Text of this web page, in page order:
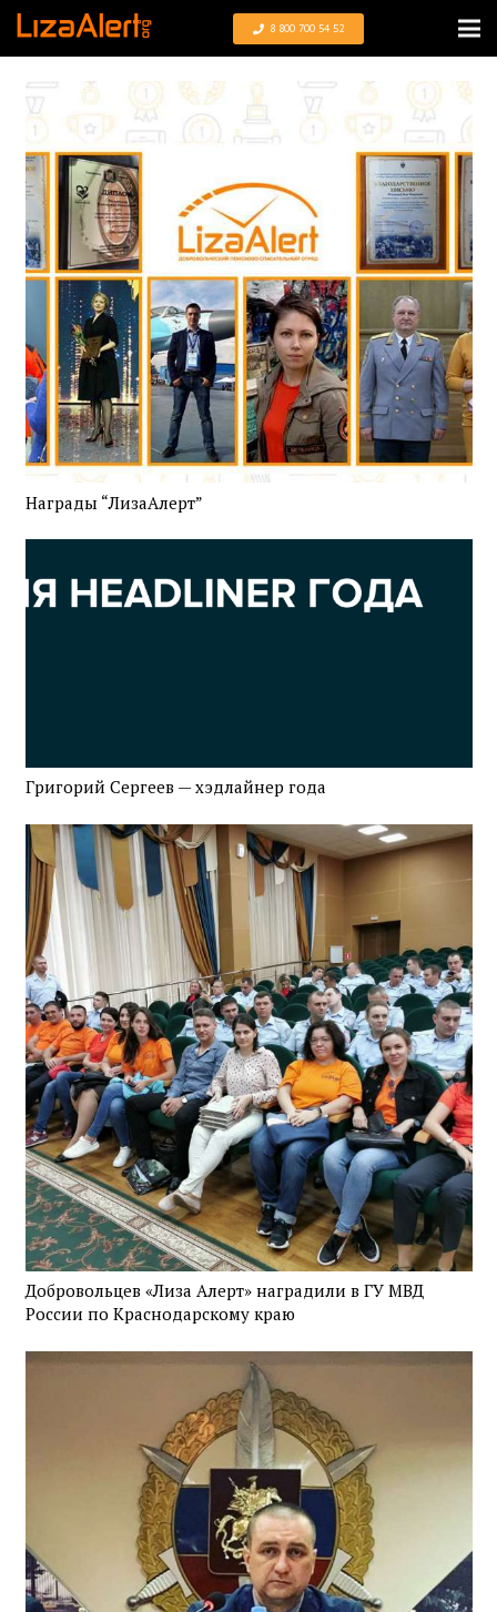
8 800 700 54 52
Награды “ЛизаАлерт”
Григорий Сергеев — хэдлайнер года
Добровольцев «Лиза Алерт» наградили в ГУ МВД
России по Краснодарскому краю